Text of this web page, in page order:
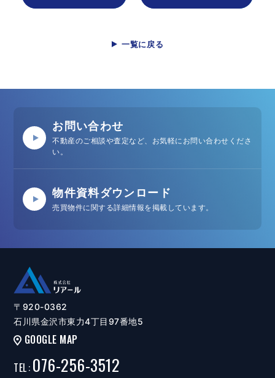
一覧に戻る
お問い合わせ
不動産のご相談や査定など、お気軽にお問い合わせくださ
い。
物件資料ダウンロード
売買物件に関する詳細情報を掲載しています。
〒920-0362
石川県金沢市東力4丁目97番地5
GOOGLE MAP
TEL: 076-256-3512